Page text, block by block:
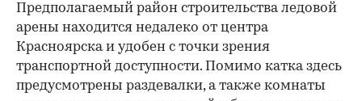
Предполагаемый район строительства ледовой
арены находится недалеко от центра
Красноярска и удобен с точки зрения
транспортной доступности. Помимо катка здесь
предусмотрены раздевалки, а также комнаты